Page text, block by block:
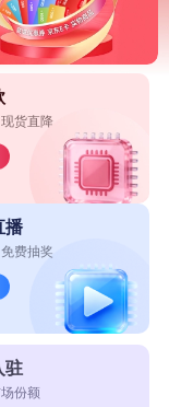
货直降
播
费抽奖
驻
份额